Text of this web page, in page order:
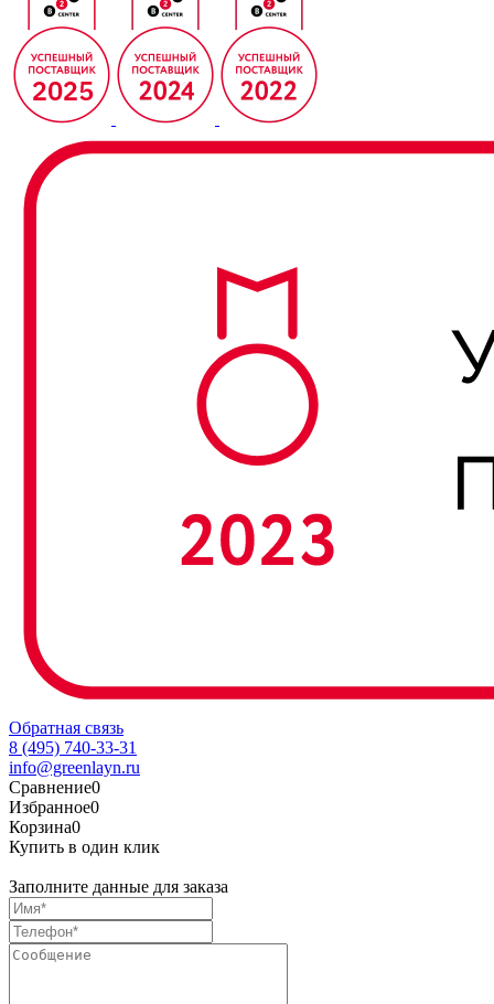
Обратная связь
8 (495) 740-33-31
info@greenlayn.ru
Сравнение0
Избранное0
Корзина0
Купить в один клик
Заполните данные для заказа